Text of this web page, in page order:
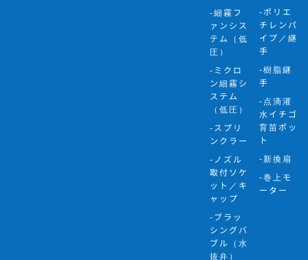
-細霧フ
ァンシス
テム（低
圧）
-ミクロ
ン細霧シ
ステム
（低圧）
-スプリ
ンクラー
-ノズル
取付ソケ
ット／キ
ャップ
-ブラッ
シングバ
ブル（水
抜弁）
-ポリエ
チレンパ
イプ／継
手
-樹脂継
手
-点滴灌
水イチゴ
育苗ポッ
ト
-新換扇
-巻上モ
ーター